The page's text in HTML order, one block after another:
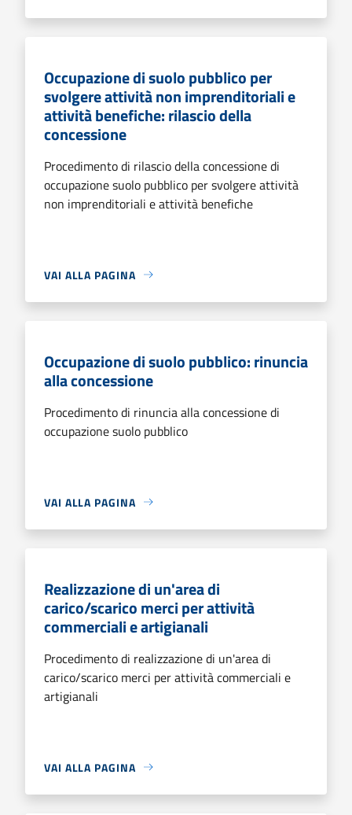
Occupazione di suolo pubblico per
svolgere attività non imprenditoriali e
attività benefiche: rilascio della
concessione
Procedimento di rilascio della concessione di
occupazione suolo pubblico per svolgere attività
non imprenditoriali e attività benefiche
VAI ALLA PAGINA
Occupazione di suolo pubblico: rinuncia
alla concessione
Procedimento di rinuncia alla concessione di
occupazione suolo pubblico
VAI ALLA PAGINA
Realizzazione di un'area di
carico/scarico merci per attività
commerciali e artigianali
Procedimento di realizzazione di un'area di
carico/scarico merci per attività commerciali e
artigianali
VAI ALLA PAGINA